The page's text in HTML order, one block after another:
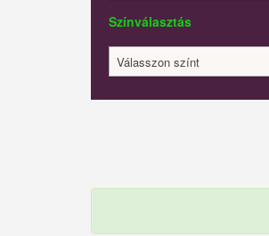
Színválasztás
Válasszon színt